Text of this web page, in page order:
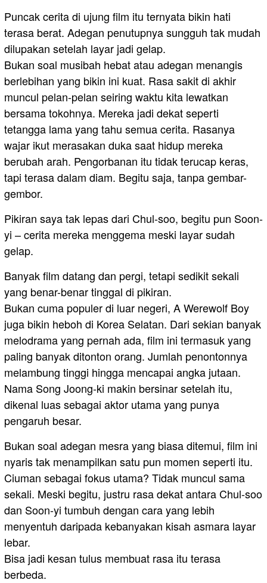
Puncak cerita di ujung film itu ternyata bikin hati
terasa berat. Adegan penutupnya sungguh tak mudah
dilupakan setelah layar jadi gelap.
Bukan soal musibah hebat atau adegan menangis
berlebihan yang bikin ini kuat. Rasa sakit di akhir
muncul pelan-pelan seiring waktu kita lewatkan
bersama tokohnya. Mereka jadi dekat seperti
tetangga lama yang tahu semua cerita. Rasanya
wajar ikut merasakan duka saat hidup mereka
berubah arah. Pengorbanan itu tidak terucap keras,
tapi terasa dalam diam. Begitu saja, tanpa gembar-
gembor.
Pikiran saya tak lepas dari Chul-soo, begitu pun Soon-
yi – cerita mereka menggema meski layar sudah
gelap.
Banyak film datang dan pergi, tetapi sedikit sekali
yang benar-benar tinggal di pikiran.
Bukan cuma populer di luar negeri, A Werewolf Boy
juga bikin heboh di Korea Selatan. Dari sekian banyak
melodrama yang pernah ada, film ini termasuk yang
paling banyak ditonton orang. Jumlah penontonnya
melambung tinggi hingga mencapai angka jutaan.
Nama Song Joong-ki makin bersinar setelah itu,
dikenal luas sebagai aktor utama yang punya
pengaruh besar.
Bukan soal adegan mesra yang biasa ditemui, film ini
nyaris tak menampilkan satu pun momen seperti itu.
Ciuman sebagai fokus utama? Tidak muncul sama
sekali. Meski begitu, justru rasa dekat antara Chul-soo
dan Soon-yi tumbuh dengan cara yang lebih
menyentuh daripada kebanyakan kisah asmara layar
lebar.
Bisa jadi kesan tulus membuat rasa itu terasa
berbeda.